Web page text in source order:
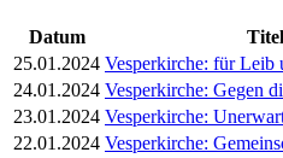
Datum
Titel
25.01.2024 Vesperkirche: für Leib
24.01.2024 Vesperkirche: Gegen
23.01.2024 Vesperkirche:
22.01.2024 Vesperkirche: